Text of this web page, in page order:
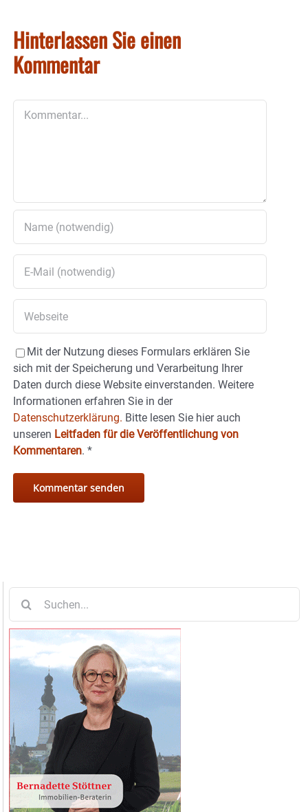
Hinterlassen Sie einen
Kommentar
Mit der Nutzung dieses Formulars erklären Sie
sich mit der Speicherung und Verarbeitung Ihrer
Daten durch diese Website einverstanden. Weitere
Informationen erfahren Sie in der
Datenschutzerklärung. Bitte lesen Sie hier auch
unseren Leitfaden für die Veröffentlichung von
Kommentaren. *
nach: